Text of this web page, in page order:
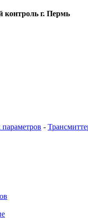
контроль г. Пермь
-